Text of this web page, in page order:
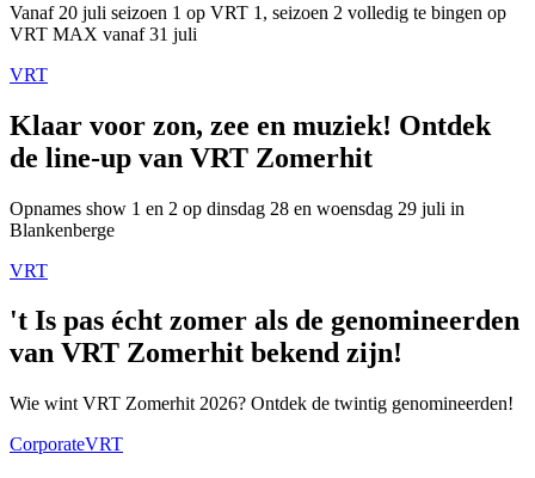
Vanaf 20 juli seizoen 1 op VRT 1, seizoen 2 volledig te bingen op
VRT MAX vanaf 31 juli
VRT
Klaar voor zon, zee en muziek! Ontdek
de line-up van VRT Zomerhit
Opnames show 1 en 2 op dinsdag 28 en woensdag 29 juli in
Blankenberge
VRT
't Is pas écht zomer als de genomineerden
van VRT Zomerhit bekend zijn!
Wie wint VRT Zomerhit 2026? Ontdek de twintig genomineerden!
CorporateVRT